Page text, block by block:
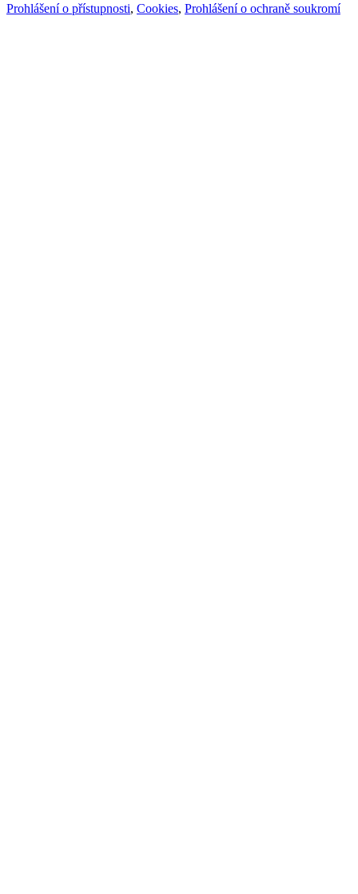
Prohlášení o přístupnosti, Cookies, Prohlášení o ochraně soukromí